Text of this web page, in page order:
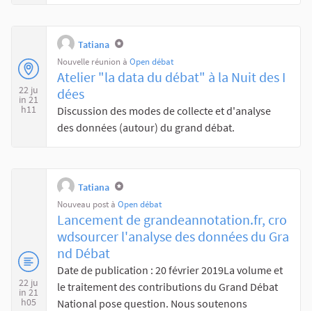
22 ju
in 21
h11
Tatiana
Nouvelle réunion à Open débat
Atelier "la data du débat" à la Nuit des I
dées
Discussion des modes de collecte et d'analyse
des données (autour) du grand débat.
22 ju
in 21
h05
Tatiana
Nouveau post à Open débat
Lancement de grandeannotation.fr, cro
wdsourcer l'analyse des données du Gra
nd Débat
Date de publication : 20 février 2019La volume et
le traitement des contributions du Grand Débat
National pose question. Nous soutenons